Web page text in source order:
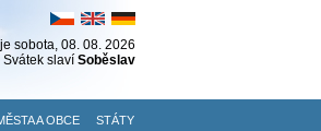
sobota, 08. 08. 2026
Svátek slaví Soběslav
A OBCE STÁTY